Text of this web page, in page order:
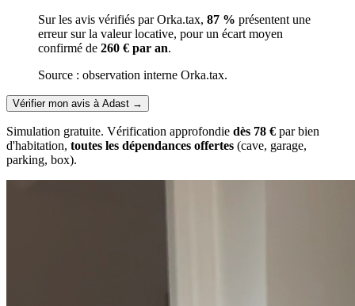
Sur les avis vérifiés par Orka.tax, 87 % présentent une
erreur sur la valeur locative, pour un écart moyen
confirmé de 260 € par an.
Source : observation interne Orka.tax.
Vérifier mon avis à Adast →
Simulation gratuite. Vérification approfondie dès 78 € par bien
d'habitation, toutes les dépendances offertes (cave, garage,
parking, box).